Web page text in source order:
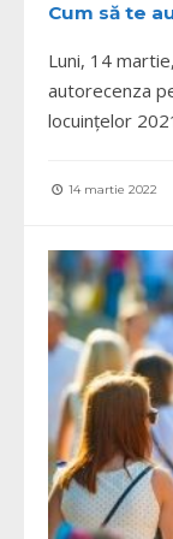
Cum să te
Luni, 14
autorecenza
locuințelor
14 martie 2022